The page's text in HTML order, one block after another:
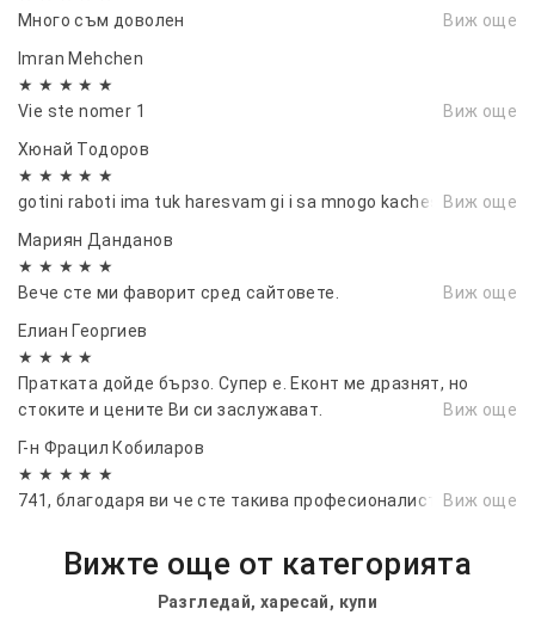
Много съм доволен
Виж още
Imran Mehchen
★ ★ ★ ★ ★
Vie ste nomer 1
Виж още
Хюнай Тодоров
★ ★ ★ ★ ★
gotini raboti ima tuk haresvam gi i sa mnogo kachestveniВиж още
Мариян Данданов
★ ★ ★ ★ ★
Вече сте ми фаворит сред сайтовете.
Виж още
Елиан Георгиев
★ ★ ★ ★
Пратката дойде бързо. Супер е. Еконт ме дразнят, но
стоките и цените Ви си заслужават.
Виж още
Г-н Фрацил Кобиларов
★ ★ ★ ★ ★
741, благодаря ви че сте такива професионалисти!Виж още
Вижте още от категорията
Разгледай, харесай, купи